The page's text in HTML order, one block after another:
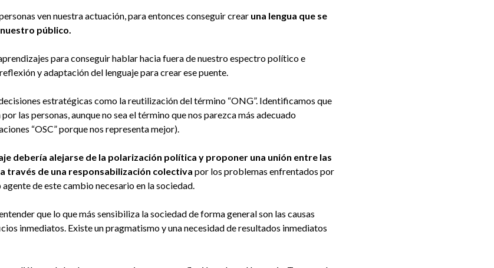
ven nuestra actuación, para entonces conseguir crear una lengua que se
público.
para conseguir hablar hacia fuera de nuestro espectro político e
y adaptación del lenguaje para crear ese puente.
estratégicas como la reutilización del término “ONG”. Identificamos que
las personas, aunque no sea el término que nos parezca más adecuado
“OSC” porque nos representa mejor).
debería alejarse de la polarización política y proponer una unión entre las
través de una responsabilización colectiva por los problemas enfrentados por
de este cambio necesario en la sociedad.
que lo que más sensibiliza la sociedad de forma general son las causas
inmediatos. Existe un pragmatismo y una necesidad de resultados inmediatos